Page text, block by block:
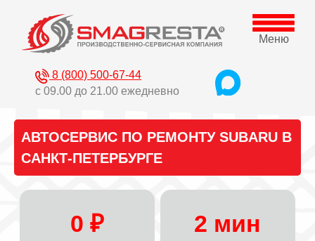
Меню
8 (800) 500-67-44
с 09.00 до 21.00 ежедневно
АВТОСЕРВИС ПО РЕМОНТУ SUBARU В
САНКТ-ПЕТЕРБУРГЕ
0 ₽ 2 мин